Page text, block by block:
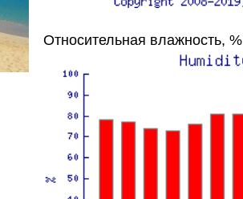
Относительная влажность, %